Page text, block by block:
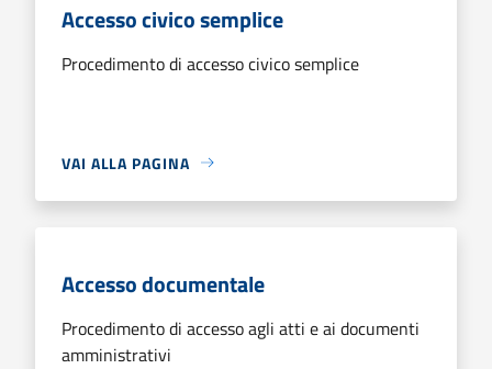
Accesso civico semplice
Procedimento di accesso civico semplice
VAI ALLA PAGINA
Accesso documentale
Procedimento di accesso agli atti e ai documenti
amministrativi